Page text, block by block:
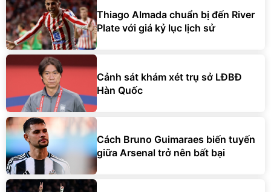
Thiago Almada chuẩn bị đến River
Plate với giá kỷ lục lịch sử
Cảnh sát khám xét trụ sở LĐBĐ
Hàn Quốc
Cách Bruno Guimaraes biến tuyến
giữa Arsenal trở nên bất bại